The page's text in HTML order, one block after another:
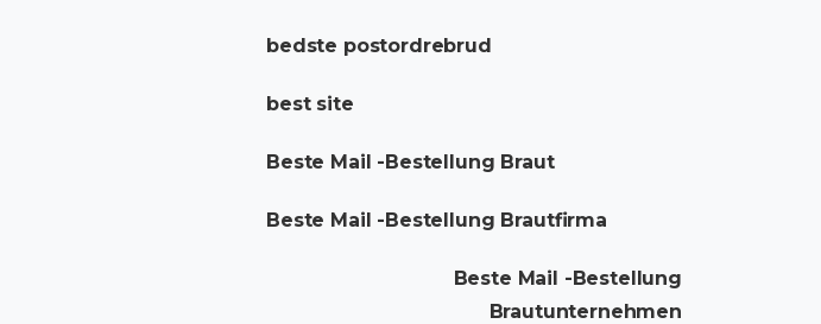
bedste postordrebrud
best site
Beste Mail -Bestellung Braut
Beste Mail -Bestellung Brautfirma
Beste Mail -Bestellung
Brautunternehmen